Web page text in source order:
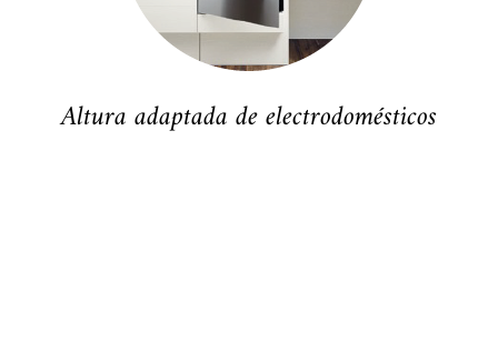
Altura adaptada de electrodomésticos